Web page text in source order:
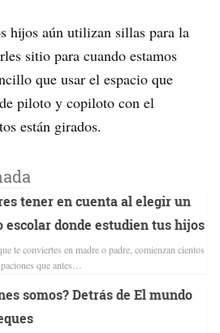
hijos aún utilizan sillas para la
sitio para cuando estamos
que usar el espacio que
piloto y copiloto con el
están girados.
tener en cuenta al elegir un
escolar donde estudien tus hijos
te conviertes en madre o padre, comienzan cientos
que antes…
somos? Detrás de El mundo